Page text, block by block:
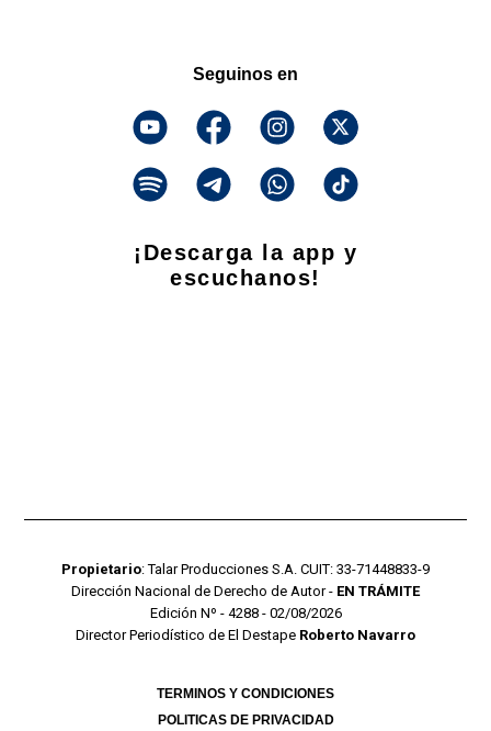
Seguinos en
¡Descarga la app y
escuchanos!
Propietario: Talar Producciones S.A. CUIT: 33-71448833-9
Dirección Nacional de Derecho de Autor - EN TRÁMITE
Edición Nº - 4288 - 02/08/2026
Director Periodístico de El Destape Roberto Navarro
TERMINOS Y CONDICIONES
POLITICAS DE PRIVACIDAD